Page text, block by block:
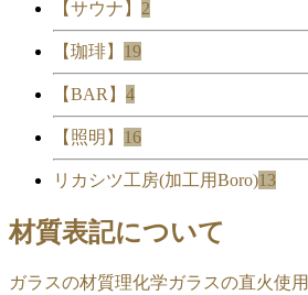
【サウナ】 2
【珈琲】 19
【BAR】 4
【照明】 16
リカシツ工房(加工用Boro)13
材質表記について
ガラスの材質理化学ガラスの直火使